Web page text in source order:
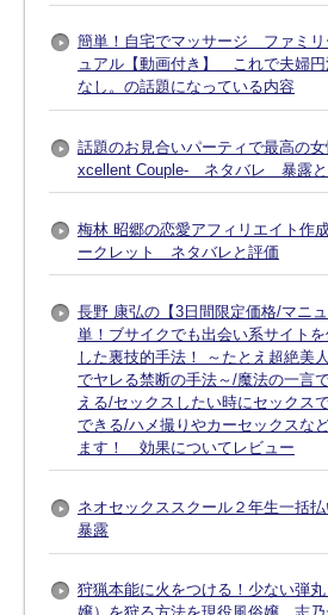
簡単！自宅でマッサージ ファミリ
ュアル【動画付き】 これで夫婦
なし。の話題になっている内容
話題のお見合いパーティで最高の
xcellent Couple- ネタバレ 暴露と
梅林 昭郷の恋愛アフィリエイト作
ークレット ネタバレと評価
長野 康弘の【3日間限定価格/マニ
単！ブサイクでも出会い系サイト
した裏技的手法！ ～たとえ超絶美
でヤレる禁断の手法～/魔法の一言
える/セックスしたい時にセックス
できる/ハメ撮りやカーセックスな
ます！ 効果についてレビュー
ネオセックススクール２年生一括
暴露
狩猟本能に火をつける！少ない弾